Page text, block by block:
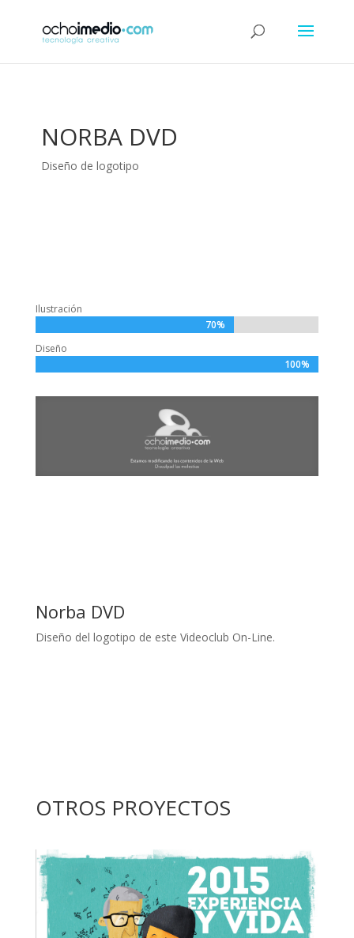
NORBA DVD
Diseño de logotipo
Ilustración
70%
70%
Diseño
100%
100%
Norba DVD
Diseño del logotipo de este Videoclub On-Line.
OTROS PROYECTOS